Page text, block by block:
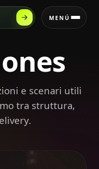
MENÚ
e scenari utili
tra struttura,